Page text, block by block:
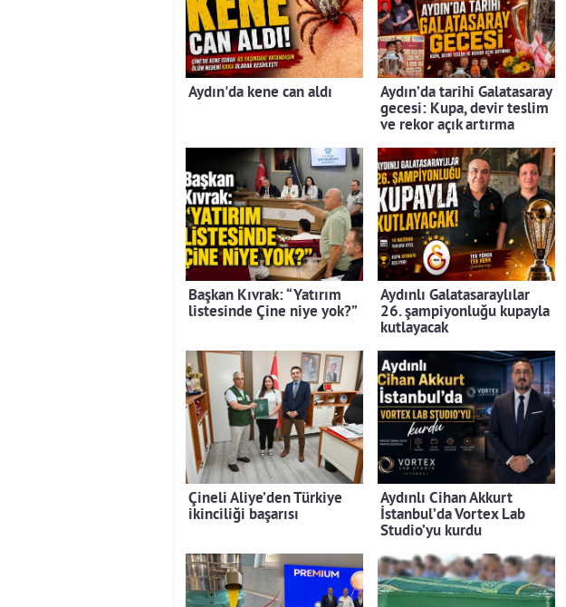
Aydın'da kene can aldı
Aydın’da tarihi Galatasaray
gecesi: Kupa, devir teslim
ve rekor açık artırma
Başkan Kıvrak: “Yatırım
listesinde Çine niye yok?”
Aydınlı Galatasaraylılar
26. şampiyonluğu kupayla
kutlayacak
Çineli Aliye’den Türkiye
ikinciliği başarısı
Aydınlı Cihan Akkurt
İstanbul’da Vortex Lab
Studio’yu kurdu